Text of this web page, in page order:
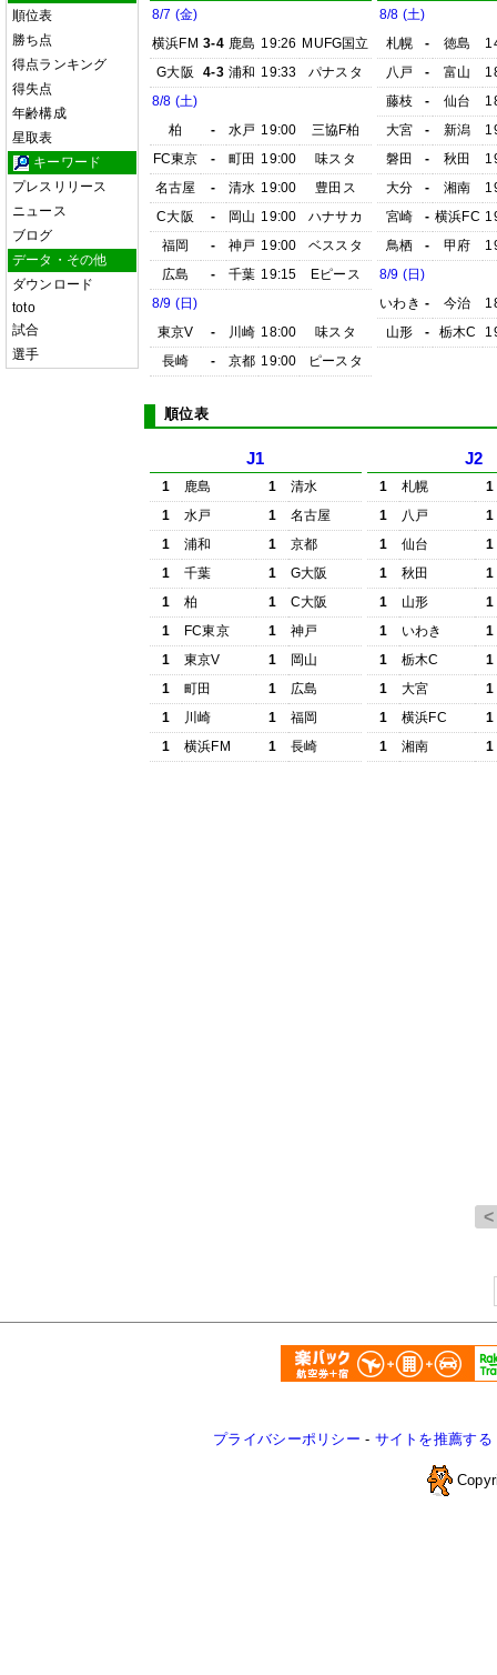
順位表
勝ち点
得点ランキング
得失点
年齢構成
星取表
キーワード
プレスリリース
ニュース
ブログ
データ・その他
ダウンロード
toto
試合
選手
8/7 (金)
横浜FM 3-4 鹿島 19:26 MUFG国立
G大阪
4-3 浦和 19:33
パナスタ
8/8 (土)
柏
- 水戸 19:00
三協F柏
FC東京
- 町田 19:00
味スタ
名古屋
- 清水 19:00
豊田ス
C大阪
- 岡山 19:00
ハナサカ
福岡
- 神戸 19:00
ベススタ
広島
- 千葉 19:15
Eピース
8/9 (日)
東京V
- 川崎 18:00
味スタ
長崎
- 京都 19:00 ピースタ
8/8 (土)
札幌
- 徳島
八戸
- 富山
藤枝
- 仙台
大宮
- 新潟
磐田
- 秋田
大分
- 湘南
宮崎
- 横浜FC
鳥栖
- 甲府
8/9 (日)
いわき - 今治
山形
- 栃木C
順位表
J1
1 鹿島 1
清水
1
水戸 1
名古屋
1
浦和 1
京都
1
千葉 1
G大阪
1
柏 1
C大阪
1
FC東京 1
神戸
1
東京V 1
岡山
1
町田 1
広島
1
川崎 1
福岡
1
横浜FM 1 長崎
J2
1 札幌
1
1
八戸
1
1
仙台
1
1
秋田
1
1
山形
1
1
いわき
1
1
栃木C
1
1
大宮
1
1
横浜FC
1
1
湘南 1
プライバシーポリシー - サイトを推薦する